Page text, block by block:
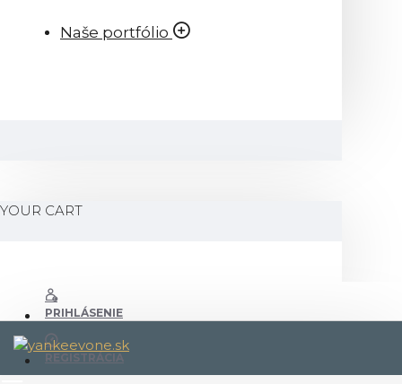
Naše portfólio
YOUR CART
PRIHLÁSENIE
REGISTRÁCIA